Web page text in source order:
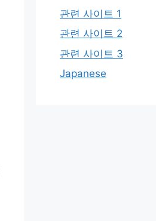
관련 사이트 1
관련 사이트 2
관련 사이트 3
Japanese